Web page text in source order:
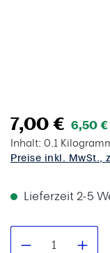
7,00 € 6,50
Inhalt: 0.1
Preise inkl. MwSt.,
Lieferzeit 2-5
Produkt